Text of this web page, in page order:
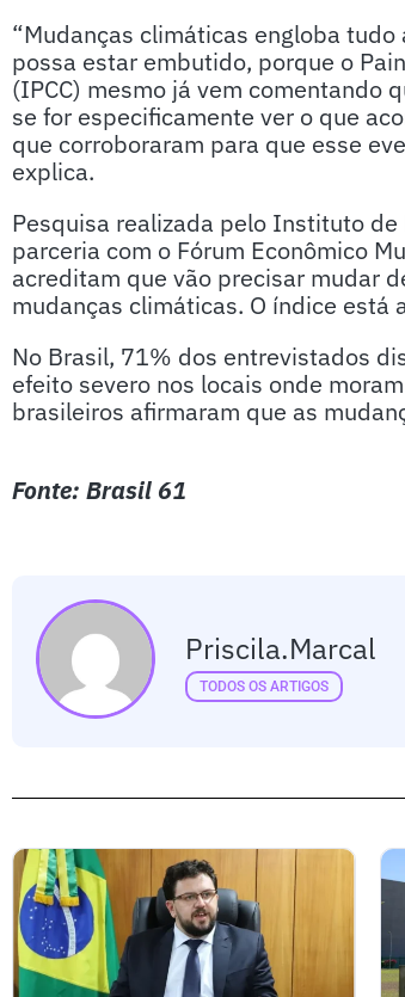
“Mudanças climáticas engloba
possa estar embutido, porque o
(IPCC) mesmo já vem comentando
se for especificamente ver o que
que corroboraram para que esse
explica.
Pesquisa realizada pelo Instituto
parceria com o Fórum Econômico
acreditam que vão precisar mudar
mudanças climáticas. O índice está
No Brasil, 71% dos entrevistados
efeito severo nos locais onde
brasileiros afirmaram que as
Fonte: Brasil 61
Priscila.marcal
TODOS OS ARTIGOS